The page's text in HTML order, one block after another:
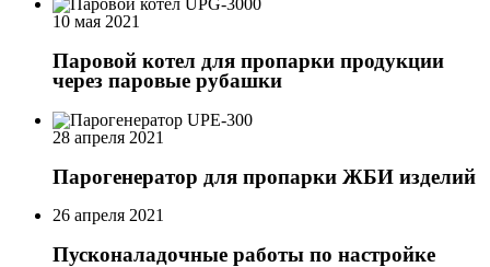
10 мая 2021
Паровой котел для пропарки продукции
через паровые рубашки
28 апреля 2021
Парогенератор для пропарки ЖБИ изделий
26 апреля 2021
Пусконаладочные работы по настройке